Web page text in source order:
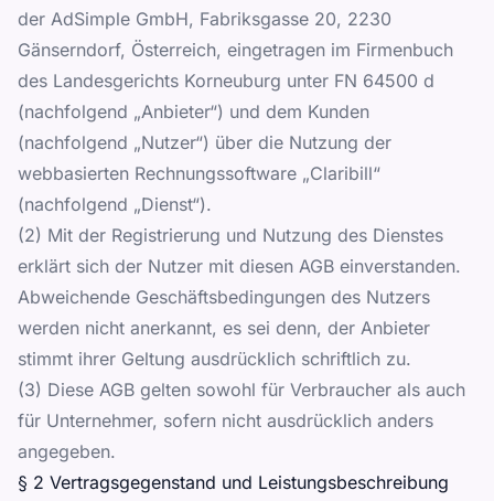
der AdSimple GmbH, Fabriksgasse 20, 2230
Gänserndorf, Österreich, eingetragen im Firmenbuch
des Landesgerichts Korneuburg unter FN 64500 d
(nachfolgend „Anbieter“) und dem Kunden
(nachfolgend „Nutzer“) über die Nutzung der
webbasierten Rechnungssoftware „Claribill“
(nachfolgend „Dienst“).
(2) Mit der Registrierung und Nutzung des Dienstes
erklärt sich der Nutzer mit diesen AGB einverstanden.
Abweichende Geschäftsbedingungen des Nutzers
werden nicht anerkannt, es sei denn, der Anbieter
stimmt ihrer Geltung ausdrücklich schriftlich zu.
(3) Diese AGB gelten sowohl für Verbraucher als auch
für Unternehmer, sofern nicht ausdrücklich anders
angegeben.
§ 2 Vertragsgegenstand und Leistungsbeschreibung